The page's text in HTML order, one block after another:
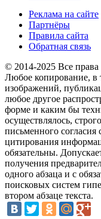
Реклама на сайте
Партнёры
Правила сайта
Обратная связь
© 2014-2025 Все
Любое копирование, в
изображений,
любое другое
форме и каким бы
осуществлялось,
письменного
цитирования
обязательны.
получения
одного абзаца и с
поисковых систем
втором абзаце текста.